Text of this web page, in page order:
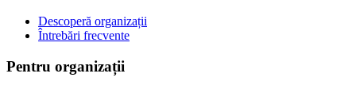
Descoperă organizații
Întrebări frecvente
Pentru organizații